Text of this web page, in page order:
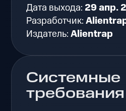
Дата выхода: 29 апр.
Разработчик:
Издатель:Alientrap
Системные
требования